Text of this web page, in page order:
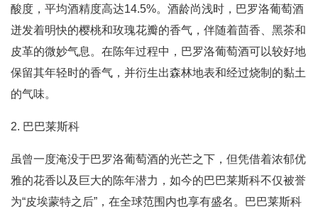
酸度，平均酒精度高达14.5%。酒龄尚浅时，巴罗洛葡萄酒
迸发着明快的樱桃和玫瑰花瓣的香气，伴随着茴香、黑茶和
皮革的微妙气息。在陈年过程中，巴罗洛葡萄酒可以较好地
保留其年轻时的香气，并衍生出森林地表和经过烧制的黏土
的气味。
2. 巴巴莱斯科
虽曾一度淹没于巴罗洛葡萄酒的光芒之下，但凭借着浓郁优
雅的花香以及巨大的陈年潜力，如今的巴巴莱斯科不仅被誉
为“皮埃蒙特之后”，在全球范围内也享有盛名。巴巴莱斯科